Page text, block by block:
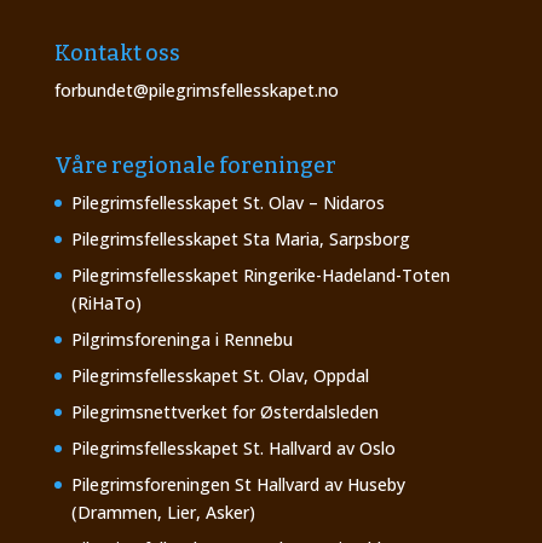
Kontakt oss
forbundet@pilegrimsfellesskapet.no
Våre regionale foreninger
Pilegrimsfellesskapet St. Olav – Nidaros
Pilegrimsfellesskapet Sta Maria, Sarpsborg
Pilegrimsfellesskapet Ringerike-Hadeland-Toten
(RiHaTo)
Pilgrimsforeninga i Rennebu
Pilegrimsfellesskapet St. Olav, Oppdal
Pilegrimsnettverket for Østerdalsleden
Pilegrimsfellesskapet St. Hallvard av Oslo
Pilegrimsforeningen St Hallvard av Huseby
(Drammen, Lier, Asker)